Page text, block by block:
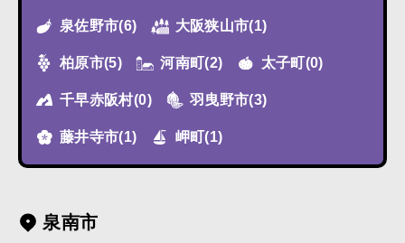
泉佐野市(6) 大阪狭山市(1)
柏原市(5) 河南町(2) 太子町(0)
千早赤阪村(0) 羽曳野市(3)
藤井寺市(1) 岬町(1)
泉南市